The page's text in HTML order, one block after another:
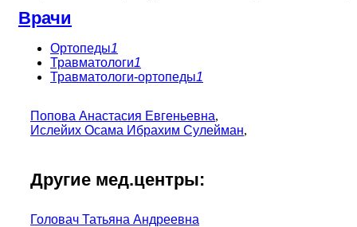
Врачи
Ортопеды1
Травматологи1
Травматологи-ортопеды1
Попова Анастасия Евгеньевна,
Ислейих Осама Ибрахим Сулейман,
Другие мед.центры:
Головач Татьяна Андреевна